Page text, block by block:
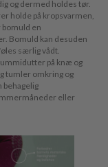
og dermed holdes tør.
holde på kropsvarmen,
en
Bomuld kan desuden
særlig vådt.
på knæ og
tumler omkring og
behagelig
eller